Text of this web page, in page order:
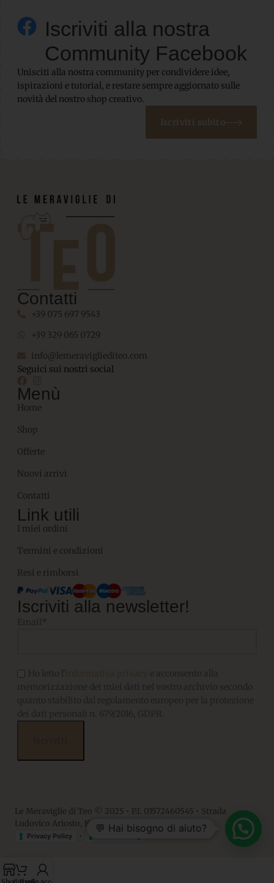
Iscriviti alla nostra
Community Facebook
Unisciti alla nostra community per condividere idee,
ispirazioni e tutorial, e restare sempre aggiornato sulle
novità del nostro shop creativo.
Iscriviti subito
Contatti
+39 075 697 9543
+39 329 065 0729
info@lemeravigliediteo.com
Seguici sui nostri social
Menù
Home
Shop
Offerte
Nuovi arrivi
Contatti
Link utili
I miei ordini
Termini e condizioni
Resi e rimborsi
Iscriviti alla newsletter!
Le Meraviglie di Teo © 2025 • P.I. 03572460545 • Strada
Ludovico Ariosto, 10 • 06063, Magione PG
Privacy Policy •
💬 Hai bisogno di aiuto?